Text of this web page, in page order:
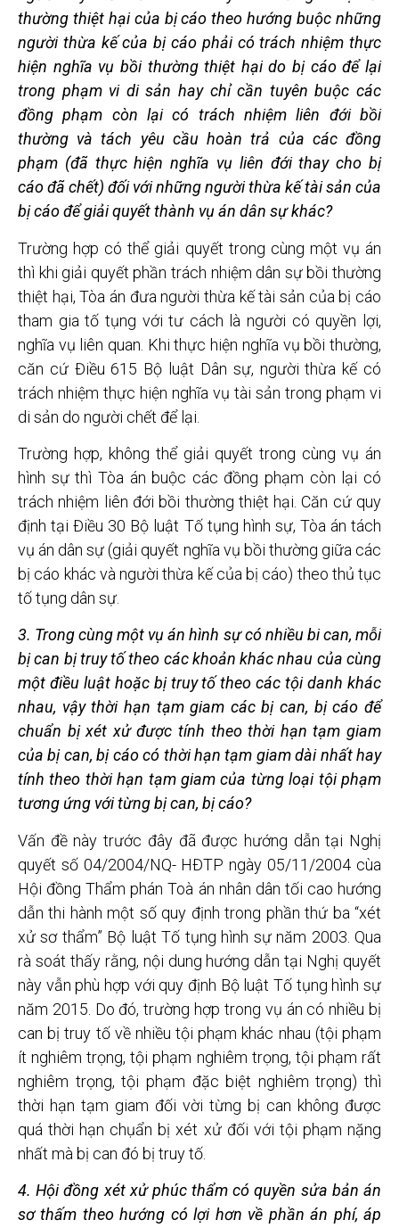
thường thiệt hại của bị cáo theo hướng buộc những
người thừa kế của bị cáo phải có trách nhiệm thực
hiện nghĩa vụ bồi thường thiệt hại do bị cáođể lại
trong phạm vi di sản hay chỉ cần tuyên buộc các
đồng phạm còn lại có trách nhiệm liên đới bồi
thường và tách yêu cầu hoàn trả của các đồng
phạm (đã thực hiện nghĩa vụ liên đới thay cho bị
cáođã chết) đối với những người thừa kế tài sản của
bị cáo để giải quyết thành vụ án dân sự khác?
Trường hợp có thể giải quyết trong cùng một vụ án
thì khi giải quyết phần trách nhiệm dân sự bồi thường
thiệt hại, Tòa án đưa người thừa kế tài sản của bị cáo
tham gia tố tụng với tư cách là người có quyền lợi,
nghĩa vụ liên quan. Khi thực hiện nghĩa vụ bồi thường,
căn cứ Điều 615 Bộ luật Dân sự, người thừa kế có
trách nhiệm thực hiện nghĩa vụ tài sản trong phạm vi
di sản do người chết để lại.
Trường hợp, không thể giải quyết trong cùng vụ án
hình sự thì Tòa án buộc các đồng phạm còn lại có
trách nhiệm liên đới bồi thường thiệt hại. Căn cứ quy
định tại Điều 30 Bộ luật Tố tụng hình sự, Tòa án tách
vụ án dân sự (giải quyết nghĩa vụ bồi thường giữa các
bị cáo khác và người thừa kế của bị cáo) theo thủ tục
tố tụng dân sự.
3. Trong cùng một vụ án hình sự có nhiều bi can, mỗi
bị can bị truy tố theo các khoản khác nhau của cùng
một điều luật hoặc bị truy tố theo các tội danh khác
nhau, vậy thời hạn tạm giam các bị can, bị cáođể
chuẩn bị xét xửđược tính theo thời hạn tạm giam
của bị can, bị cáo có thời hạn tạm giam dài nhất hay
tính theo thời hạn tạm giam của từng loại tội phạm
tương ứng với từng bị can, bị cáo?
Vấn đề này trước đây đã được hướng dẫn tại Nghị
quyết số 04/2004/NQ- HĐTP ngày 05/11/2004 cùa
Hội đồng Thẩm phán Toà án nhân dân tối cao hướng
dẫn thi hành một số quy định trong phần thứ ba “xét
xử sơ thẩm” Bộ luật Tố tụng hình sự năm 2003. Qua
rà soát thấy rằng, nội dung hướng dẫn tại Nghị quyết
này vẫn phù hợp với quy định Bộ luật Tố tụng hình sự
năm 2015. Do đó, trường hợp trong vụ án có nhiều bị
can bị truy tố về nhiều tội phạm khác nhau (tội phạm
ít nghiêm trọng, tội phạm nghiêm trọng, tội phạm rất
nghiêm trọng, tội phạm đặc biệt nghiêm trọng) thì
thời hạn tạm giam đối vời từng bị can không được
quá thời hạn chụẩn bị xét xử đối với tội phạm nặng
nhất mà bị can đó bị truy tố.
4. Hội đồng xét xử phúc thẩm có quyền sửa bản án
sơ thấm theo hướng có lợi hơn về phần án phí, áp